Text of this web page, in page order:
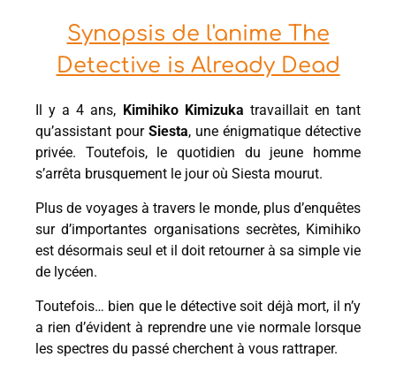
Synopsis de l'anime The
Detective is Already Dead
Il y a 4 ans, Kimihiko Kimizuka travaillait en tant
qu’assistant pour Siesta, une énigmatique détective
privée. Toutefois, le quotidien du jeune homme
s’arrêta brusquement le jour où Siesta mourut.
Plus de voyages à travers le monde, plus d’enquêtes
sur d’importantes organisations secrètes, Kimihiko
est désormais seul et il doit retourner à sa simple vie
de lycéen.
Toutefois… bien que le détective soit déjà mort, il n’y
a rien d’évident à reprendre une vie normale lorsque
les spectres du passé cherchent à vous rattraper.